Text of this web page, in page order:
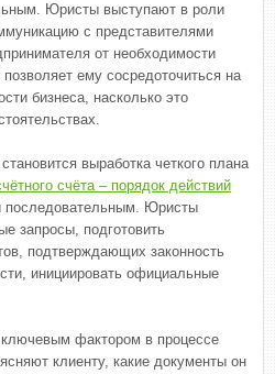
Юристы выступают в роли
с представителями
от необходимости
ему сосредоточиться на
бизнеса, насколько это
выработка четкого плана
счёта – порядок действий
Юристы
запросы, подготовить
подтверждающих законность
инициировать официальные
фактором в процессе
клиенту, какие документы он